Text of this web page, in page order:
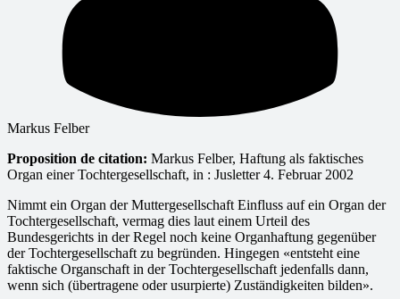
Markus Felber
Proposition de citation: Markus Felber, Haftung als faktisches
Organ einer Tochtergesellschaft, in : Jusletter 4. Februar 2002
Nimmt ein Organ der Muttergesellschaft Einfluss auf ein Organ der
Tochtergesellschaft, vermag dies laut einem Urteil des
Bundesgerichts in der Regel noch keine Organhaftung gegenüber
der Tochtergesellschaft zu begründen. Hingegen «entsteht eine
faktische Organschaft in der Tochtergesellschaft jedenfalls dann,
wenn sich (übertragene oder usurpierte) Zuständigkeiten bilden».